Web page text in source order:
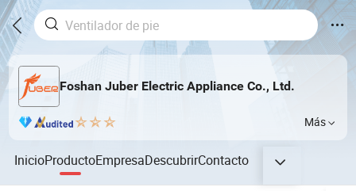
Foshan Juber Electric Appliance Co., Ltd.
Más
InicioProductoEmpresaDescubrirContacto